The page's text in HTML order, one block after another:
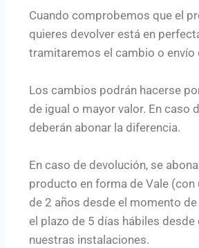
Cuando comprobemos que el
quieres devolver está en
tramitaremos el cambio o envío
Los cambios podrán hacerse
de igual o mayor valor. En caso
deberán abonar la diferencia.
En caso de devolución, se
producto en forma de Vale (con
de 2 años desde el momento
el plazo de 5 días hábiles desde
nuestras instalaciones.